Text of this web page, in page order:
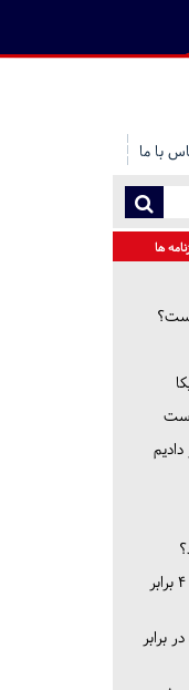
با ما
ها
است
امام جماعت این مسجد در ۳ سال، نمازگزاران را ۴ برابر
برابر